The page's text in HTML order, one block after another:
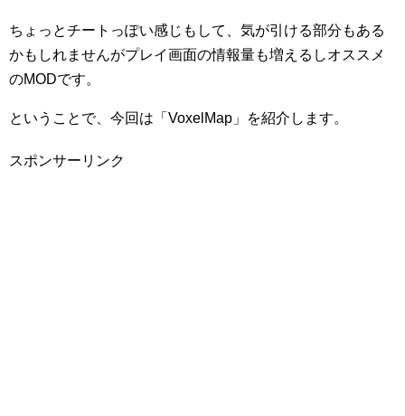
ちょっとチートっぽい感じもして、気が引ける部分もある
かもしれませんがプレイ画面の情報量も増えるしオススメ
のMODです。
ということで、今回は「VoxelMap」を紹介します。
スポンサーリンク